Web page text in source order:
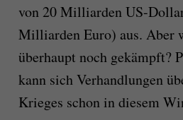
von 20 Milliarden US-
Milliarden Euro) aus. Aber
überhaupt noch gekämpft?
kann sich Verhandlungen
Krieges schon in diesem